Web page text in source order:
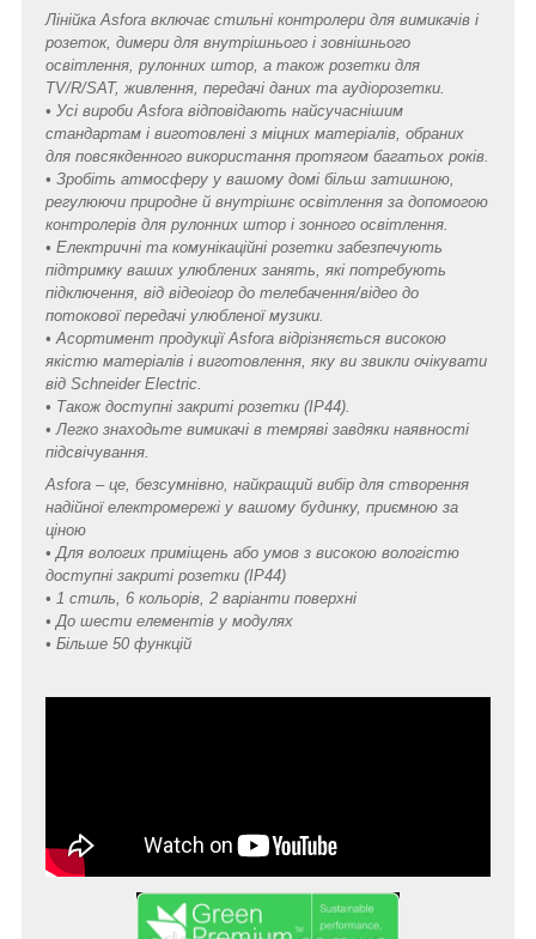
Лінійка Asfora включає стильні контролери для вимикачів і
розеток, димери для внутрішнього і зовнішнього
освітлення, рулонних штор, а також розетки для
TV/R/SAT, живлення, передачі даних та аудіорозетки.
• Усі вироби Asfora відповідають найсучаснішим
стандартам і виготовлені з міцних матеріалів, обраних
для повсякденного використання протягом багатьох років.
• Зробіть атмосферу у вашому домі більш затишною,
регулюючи природне й внутрішнє освітлення за допомогою
контролерів для рулонних штор і зонного освітлення.
• Електричні та комунікаційні розетки забезпечують
підтримку ваших улюблених занять, які потребують
підключення, від відеоігор до телебачення/відео до
потокової передачі улюбленої музики.
• Асортимент продукції Asfora відрізняється високою
якістю матеріалів і виготовлення, яку ви звикли очікувати
від Schneider Electric.
• Також доступні закриті розетки (IP44).
• Легко знаходьте вимикачі в темряві завдяки наявності
підсвічування.
Asfora – це, безсумнівно, найкращий вибір для створення
надійної електромережі у вашому будинку, приємною за
ціною
• Для вологих приміщень або умов з високою вологістю
доступні закриті розетки (IP44)
• 1 стиль, 6 кольорів, 2 варіанти поверхні
• До шести елементів у модулях
• Більше 50 функцій